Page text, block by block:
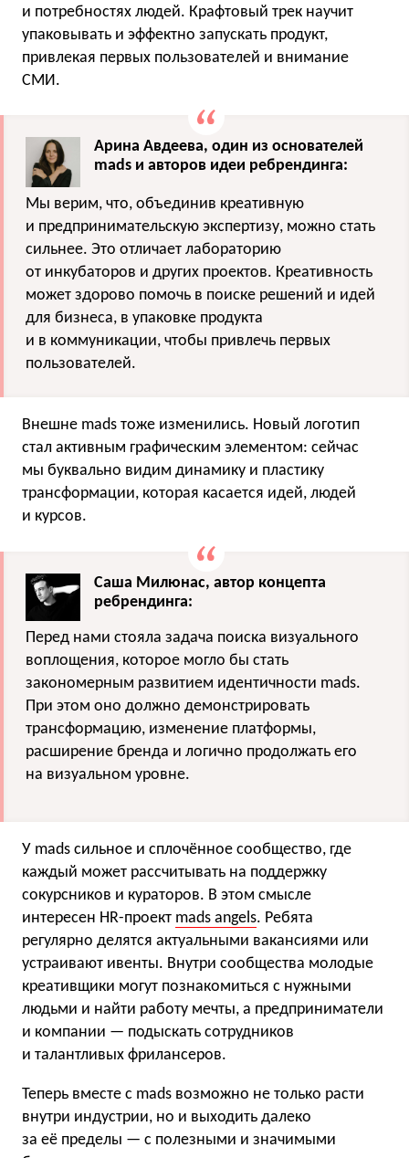
и потребностях людей. Крафтовый трек научит
упаковывать и эффектно запускать продукт,
привлекая первых пользователей и внимание
СМИ.
Арина Авдеева, один из основателей
mads и авторов идеи ребрендинга:
Мы верим, что, объединив креативную
и предпринимательскую экспертизу, можно стать
сильнее. Это отличает лабораторию
от инкубаторов и других проектов. Креативность
может здорово помочь в поиске решений и идей
для бизнеса, в упаковке продукта
и в коммуникации, чтобы привлечь первых
пользователей.
Внешне mads тоже изменились. Новый логотип
стал активным графическим элементом: сейчас
мы буквально видим динамику и пластику
трансформации, которая касается идей, людей
и курсов.
Саша Милюнас, автор концепта
ребрендинга:
Перед нами стояла задача поиска визуального
воплощения, которое могло бы стать
закономерным развитием идентичности mads.
При этом оно должно демонстрировать
трансформацию, изменение платформы,
расширение бренда и логично продолжать его
на визуальном уровне.
У mads сильное и сплочённое сообщество, где
каждый может рассчитывать на поддержку
сокурсников и кураторов. В этом смысле
интересен HR-проект mads angels. Ребята
регулярно делятся актуальными вакансиями или
устраивают ивенты. Внутри сообщества молодые
креативщики могут познакомиться с нужными
людьми и найти работу мечты, а предприниматели
и компании — подыскать сотрудников
и талантливых фрилансеров.
Теперь вместе с mads возможно не только расти
внутри индустрии, но и выходить далеко
за её пределы — с полезными и значимыми